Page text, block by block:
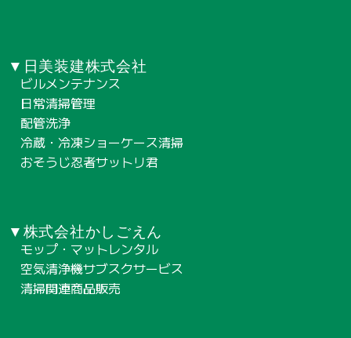
▼日美装建株式会社
ビルメンテナンス
日常清掃管理
配管洗浄
冷蔵・冷凍ショーケース清掃
おそうじ忍者サットリ君
▼株式会社かしごえん
モップ・マットレンタル
空気清浄機サブスクサービス
清掃関連商品販売